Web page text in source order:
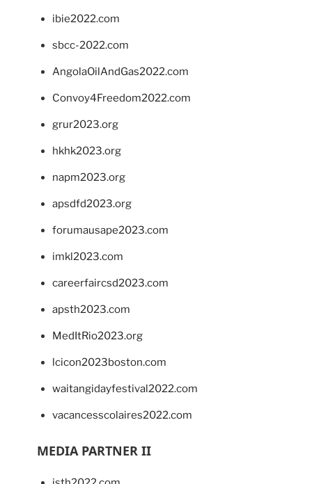
ibie2022.com
sbcc-2022.com
AngolaOilAndGas2022.com
Convoy4Freedom2022.com
grur2023.org
hkhk2023.org
napm2023.org
apsdfd2023.org
forumausape2023.com
imkl2023.com
careerfaircsd2023.com
apsth2023.com
MedItRio2023.org
lcicon2023boston.com
waitangidayfestival2022.com
vacancesscolaires2022.com
MEDIA PARTNER II